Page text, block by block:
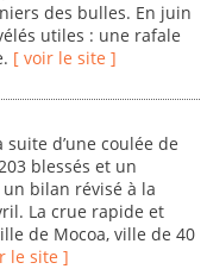
des bulles. En juin
utiles : une rafale
[ voir le site ]
d’une coulée de
blessés et un
bilan révisé à la
La crue rapide et
de Mocoa, ville de 40
le site ]